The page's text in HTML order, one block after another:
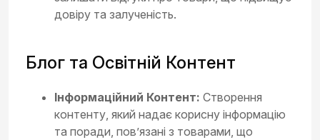
довіру та залученість.
Блог та Освітній Контент
Інформаційний Контент: Створення
контенту, який надає корисну інформацію
та поради, пов’язані з товарами, що